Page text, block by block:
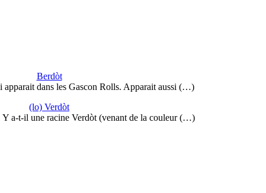
Berdòt
apparait dans les Gascon Rolls. Apparait aussi (…)
(lo) Verdòt
a-t-il une racine Verdòt (venant de la couleur (…)